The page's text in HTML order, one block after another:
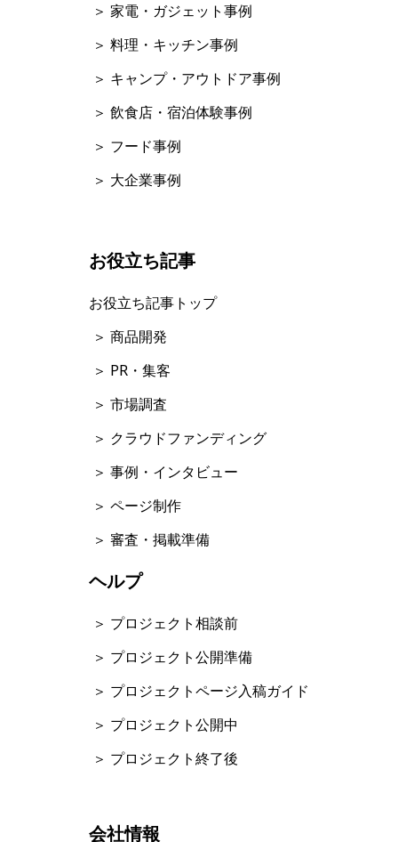
＞ 家電・ガジェット事例
＞ 料理・キッチン事例
＞ キャンプ・アウトドア事例
＞ 飲食店・宿泊体験事例
＞ フード事例
＞ 大企業事例
お役立ち記事
お役立ち記事トップ
＞ 商品開発
＞ PR・集客
＞ 市場調査
＞ クラウドファンディング
＞ 事例・インタビュー
＞ ページ制作
＞ 審査・掲載準備
ヘルプ
＞ プロジェクト相談前
＞ プロジェクト公開準備
＞ プロジェクトページ入稿ガイド
＞ プロジェクト公開中
＞ プロジェクト終了後
会社情報